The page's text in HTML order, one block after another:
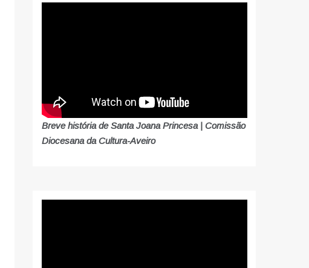
Breve história de Santa Joana Princesa | Comissão
Diocesana da Cultura-Aveiro